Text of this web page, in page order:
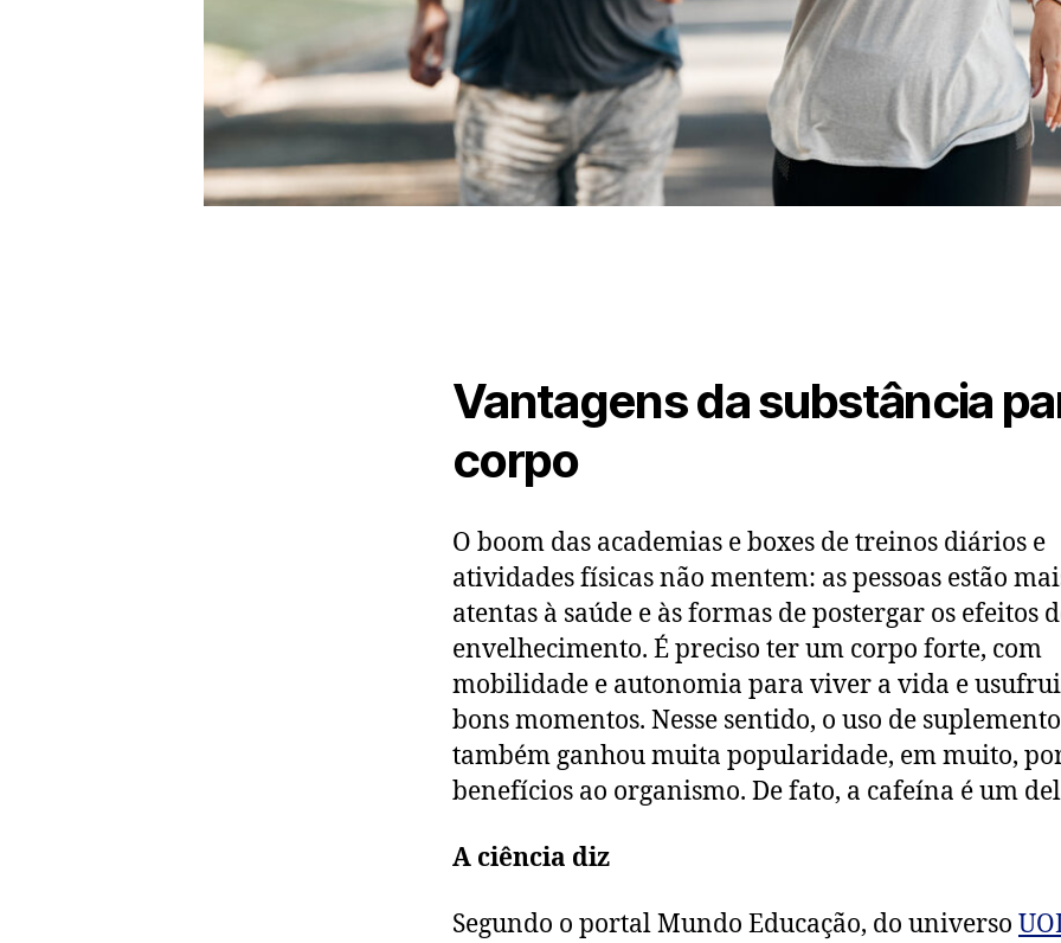
Vantagens da substância
corpo
O boom das academias e boxes de treinos diários e
atividades físicas não mentem: as pessoas estão
atentas à saúde e às formas de postergar os efeitos
envelhecimento. É preciso ter um corpo forte, com
mobilidade e autonomia para viver a vida e
bons momentos. Nesse sentido, o uso de
também ganhou muita popularidade, em muito,
benefícios ao organismo. De fato, a cafeína é um
A ciência diz
Segundo o portal Mundo Educação, do universo